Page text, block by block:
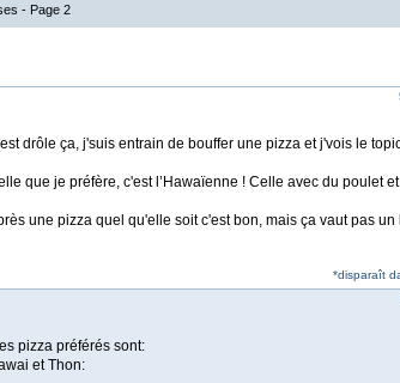
- Page 2
drôle ça, j'suis entrain de bouffer une pizza et j'vois le
que je préfère, c'est l’Hawaïenne ! Celle avec du poulet
une pizza quel qu'elle soit c'est bon, mais ça vaut pas un
*disparaît
pizza préférés sont:
et Thon: